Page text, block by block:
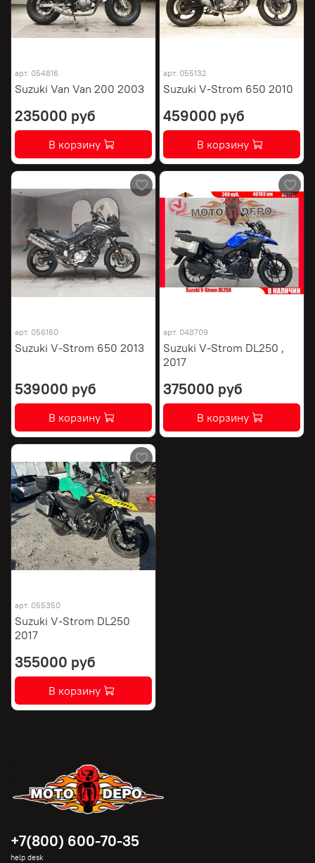
арт. 054816
Suzuki Van Van 200 2003
235000 руб
В корзину
арт. 055132
Suzuki V-Strom 650 2010
459000 руб
В корзину
арт. 056160
Suzuki V-Strom 650 2013
539000 руб
В корзину
арт. 048709
Suzuki V-Strom DL250 ,
2017
375000 руб
В корзину
арт. 055350
Suzuki V-Strom DL250
2017
355000 руб
В корзину
+7(800) 600-70-35
help desk